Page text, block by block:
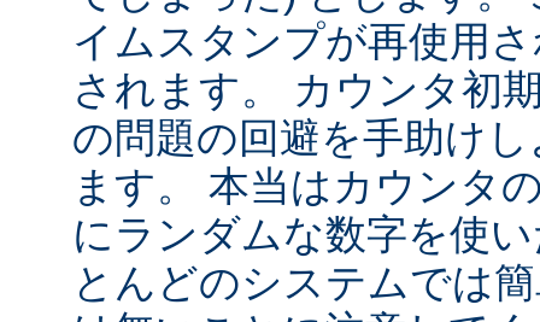
イムスタンプが再使用
されます。 カウンタ初
の問題の回避を手助け
ます。 本当はカウンタ
にランダムな数字を使
とんどのシステムでは